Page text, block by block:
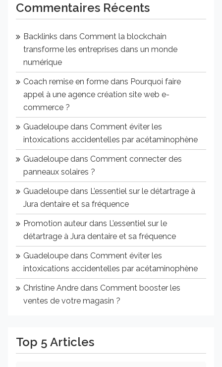
Commentaires Récents
Backlinks dans Comment la blockchain
transforme les entreprises dans un monde
numérique
Coach remise en forme dans Pourquoi faire
appel à une agence création site web e-
commerce ?
Guadeloupe dans Comment éviter les
intoxications accidentelles par acétaminophène
Guadeloupe dans Comment connecter des
panneaux solaires ?
Guadeloupe dans L’essentiel sur le détartrage à
Jura dentaire et sa fréquence
Promotion auteur dans L’essentiel sur le
détartrage à Jura dentaire et sa fréquence
Guadeloupe dans Comment éviter les
intoxications accidentelles par acétaminophène
Christine Andre dans Comment booster les
ventes de votre magasin ?
Top 5 Articles